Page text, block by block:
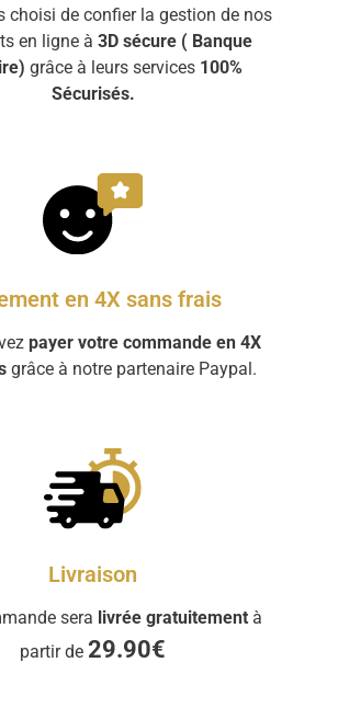
choisi de confier la gestion de nos
en ligne à 3D sécure ( Banque
grâce à leurs services 100%
Sécurisés.
en 4X sans frais
payer votre commande en 4X
grâce à notre partenaire Paypal.
Livraison
sera livrée gratuitement à
partir de 29.90€